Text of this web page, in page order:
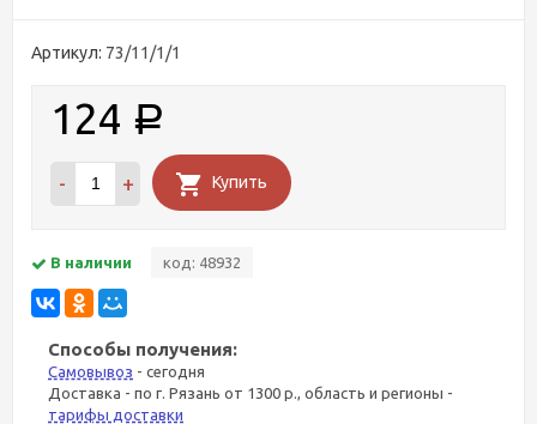
Артикул: 73/11/1/1
124 Р
- + Купить
В наличии код: 48932
Способы получения:
Самовывоз - сегодня
Доставка - по г. Рязань от 1300 р., область и регионы -
тарифы доставки